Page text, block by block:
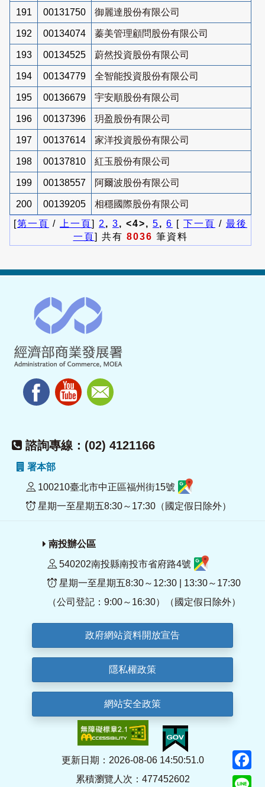
191 00131750 御麗達股份有限公司
192 00134074 蓁美管理顧問股份有限公司
193 00134525 蔚然投資股份有限公司
194 00134779 全智能投資股份有限公司
195 00136679 宇安順股份有限公司
196 00137396 玥盈股份有限公司
197 00137614 家洋投資股份有限公司
198 00137810 紅玉股份有限公司
199 00138557 阿爾波股份有限公司
200 00139205
相穩國際股份有限公司
[第一頁 / 上一頁] 2 , 3, <4>, 5, 6 [ 下一頁 / 最後
一頁] 共有 8036 筆資料
諮詢專線：(02) 4121166
署本部
100210臺北市中正區福州街15號
星期一至星期五8:30～17:30（國定假日除外）
南投辦公區
540202南投縣南投市省府路4號
星期一至星期五8:30～12:30 | 13:30～17:30
（公司登記：9:00～16:30）（國定假日除外）
政府網站資料開放宣告
隱私權政策
網站安全政策
更新日期：2026-08-06 14:50:51.0
累積瀏覽人次：477452602